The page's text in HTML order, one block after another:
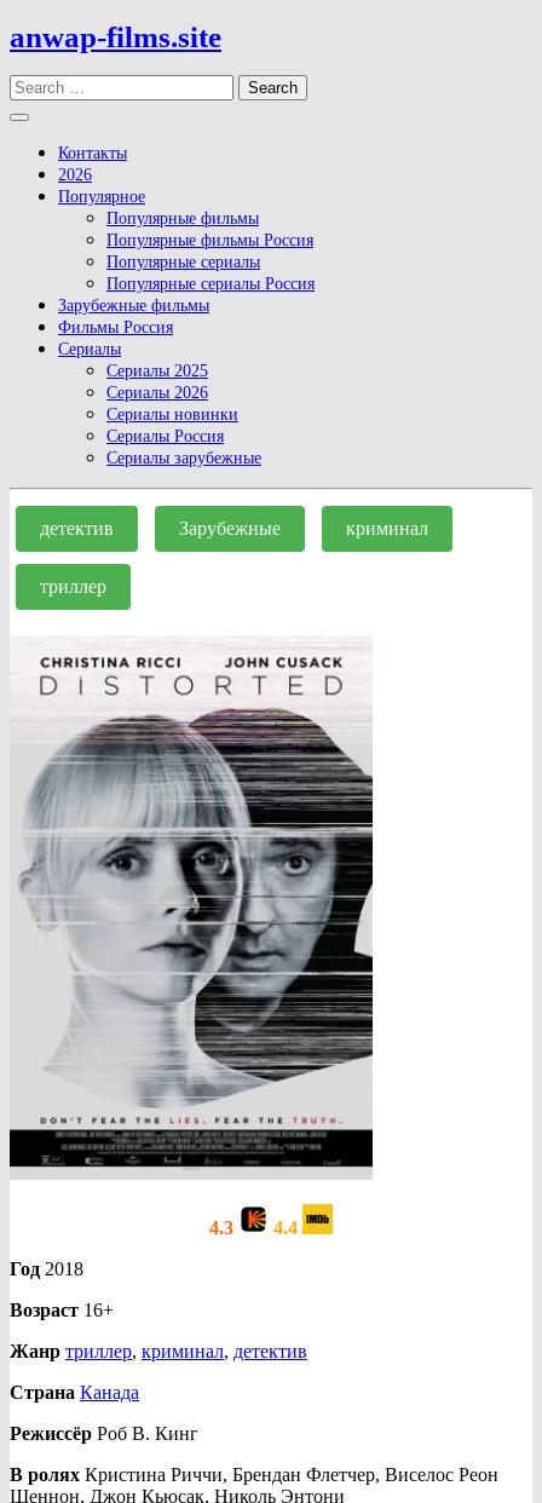
Skip
to
content
anwap-films.site
Search
Open
Button
Контакты
2026
Популярное
Популярные фильмы
Популярные фильмы Россия
Популярные сериалы
Популярные сериалы Россия
Зарубежные фильмы
Фильмы Россия
Сериалы
Сериалы 2025
Сериалы 2026
Сериалы новинки
Сериалы Россия
Сериалы зарубежные
Close
Button
детектив Зарубежные криминал
триллер
4.3
4.4
Год 2018
Возраст 16+
Жанр триллер, криминал, детектив
Страна Канада
Режиссёр Роб В. Кинг
В ролях Кристина Риччи, Брендан Флетчер, Виселос Реон
Шеннон, Джон Кьюсак, Николь Энтони